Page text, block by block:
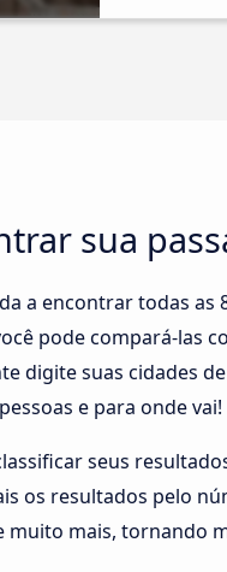
sua
a encontrar todas
pode compará-las
digite suas cidades
e para onde vai!
seus
os resultados pelo
muito mais, tornando